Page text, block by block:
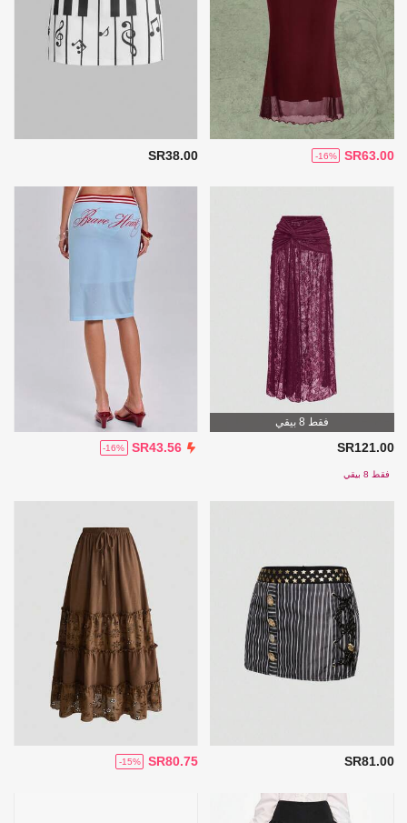
SR63.00
-16%
SR38.00
فقط 8 بيقي
SR121.00
فقط 8 بيقي
SR43.56
-16%
SR81.00
SR80.75
-15%